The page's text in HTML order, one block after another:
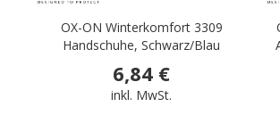
OX-ON Winterkomfort 3309
Handschuhe, Schwarz/Blau
6,84 €
inkl. MwSt.